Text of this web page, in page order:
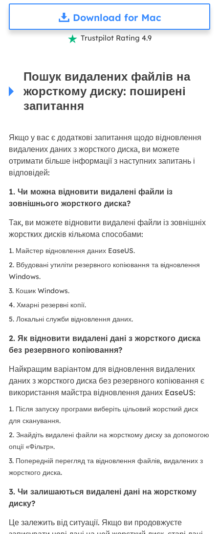
Download for Mac
 Trustpilot Rating 4.9
Пошук видалених файлів на
жорсткому диску: поширені
запитання
Якщо у вас є додаткові запитання щодо відновлення
видалених даних з жорсткого диска, ви можете
отримати більше інформації з наступних запитань і
відповідей:
1. Чи можна відновити видалені файли із
зовнішнього жорсткого диска?
Так, ви можете відновити видалені файли із зовнішніх
жорстких дисків кількома способами:
1. Майстер відновлення даних EaseUS.
2. Вбудовані утиліти резервного копіювання та відновлення
Windows.
3. Кошик Windows.
4. Хмарні резервні копії.
5. Локальні служби відновлення даних.
2. Як відновити видалені дані з жорсткого диска
без резервного копіювання?
Найкращим варіантом для відновлення видалених
даних з жорсткого диска без резервного копіювання є
використання майстра відновлення даних EaseUS:
1. Після запуску програми виберіть цільовий жорсткий диск
для сканування.
2. Знайдіть видалені файли на жорсткому диску за допомогою
опції «Фільтр».
3. Попередній перегляд та відновлення файлів, видалених з
жорсткого диска.
3. Чи залишаються видалені дані на жорсткому
диску?
Це залежить від ситуації. Якщо ви продовжуєте